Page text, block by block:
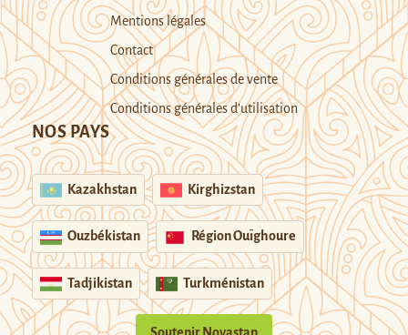
Mentions légales
Contact
Conditions générales de vente
Conditions générales d’utilisation
NOS PAYS
Kazakhstan Kirghizstan
Ouzbékistan Région Ouïghoure
Tadjikistan Turkménistan